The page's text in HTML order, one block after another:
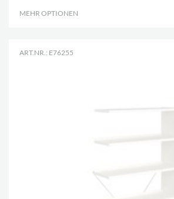
MEHR OPTIONEN
ART.NR.: E76255